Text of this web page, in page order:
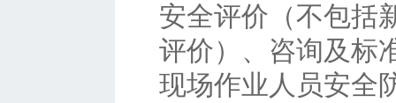
安全评价（不包括
评价）、咨询及标
现场作业人员安全